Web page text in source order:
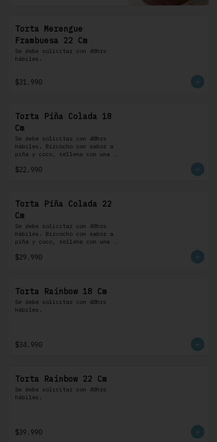
Torta Merengue
Frambuesa 22 Cm
Se debe solicitar con 48hrs
hábiles.
$31.990
Torta Piña Colada 18
Cm
Se debe solicitar con 48hrs
hábiles. Bizcocho con sabor a
piña y coco, rellena con una
coco, cubierta con buttercream
$22.990
Torta Piña Colada 22
Cm
Se debe solicitar con 48hrs
hábiles. Bizcocho con sabor a
piña y coco, rellena con una
coco, cubierta con buttercream
$29.990
Torta Rainbow 18 Cm
Se debe solicitar con 48hrs
hábiles.
$34.990
Torta Rainbow 22 Cm
Se debe solicitar con 48hrs
hábiles.
$39.990